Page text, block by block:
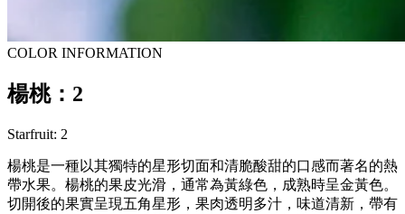
COLOR INFORMATION
楊桃：2
Starfruit: 2
楊桃是一種以其獨特的星形切面和清脆酸甜的口感而著名的熱
帶水果。楊桃的果皮光滑，通常為黃綠色，成熟時呈金黃色。
切開後的果實呈現五角星形，果肉透明多汁，味道清新，帶有